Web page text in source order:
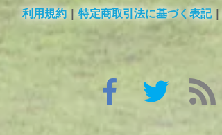
利用規約 | 特定商取引法に基づく表記|